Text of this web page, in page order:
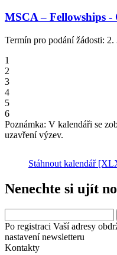
MSCA – Fellowships -
Termín pro podání žádosti: 2.
1
2
3
4
5
6
Poznámka: V kalendáři se
uzavření výzev.
Stáhnout kalendář
Nenechte si ujít
Po registraci Vaší adresy
nastavení newsletteru
Kontakty